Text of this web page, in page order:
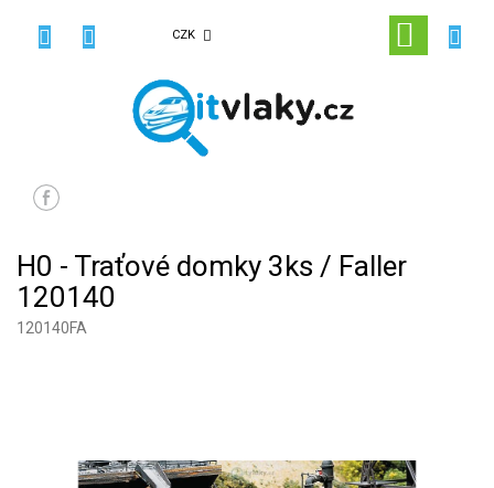
CZK
KOŠÍK
H0 - Traťové domky 3ks / Faller
120140
120140FA